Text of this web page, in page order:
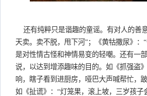
还有纯粹只是谐趣的童谣。有对人的善
天卖。卖不脱，甩下河”；《黄牯撒尿》
是对性情古怪和神情易变的轻嘲。还有一
说，以达到增添趣味的目的。如《抓强盗
响，瞎子看到进厨房，哑巴大声喊帮忙，
如《扯谎》：“灯笼果，滚上坡，三岁孩